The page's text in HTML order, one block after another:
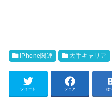
iPhone関連 大手キャリア
ツイート シェア は